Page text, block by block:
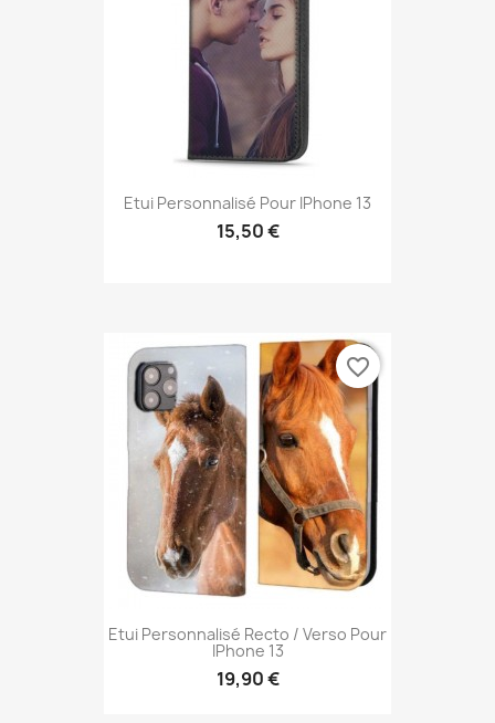
Etui Personnalisé Pour IPhone 13
15,50 €
Etui Personnalisé Recto / Verso Pour
IPhone 13
19,90 €
favorite_border